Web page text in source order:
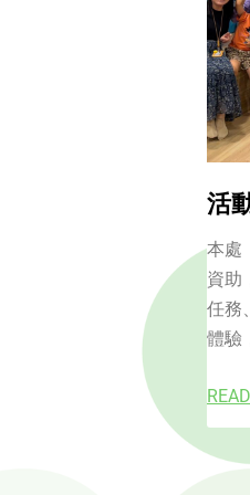
活
本處
資助
任務
體驗